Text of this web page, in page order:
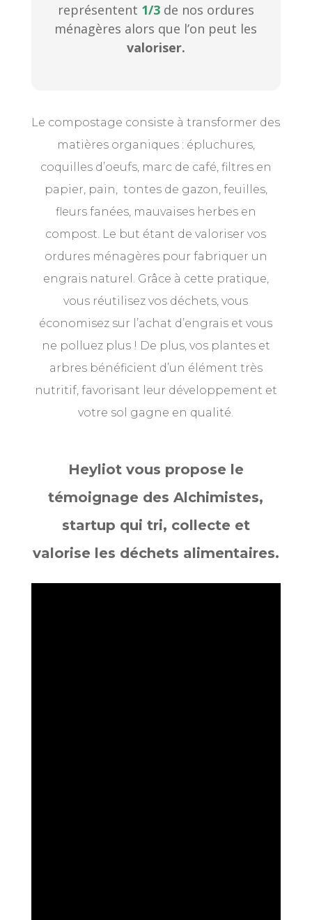
représentent 1/3de nos ordures
ménagères alors que l’on peut les
valoriser.
Le compostage consiste à transformer des
matières organiques : épluchures,
coquilles d’oeufs, marc de café, filtres en
papier, pain, tontes de gazon, feuilles,
fleurs fanées, mauvaises herbes en
compost. Le but étant de valoriser vos
ordures ménagères pour fabriquer un
engrais naturel. Grâce à cette pratique,
vous réutilisez vos déchets, vous
économisez sur l’achat d’engrais et vous
ne polluez plus ! De plus, vos plantes et
arbres bénéficient d’un élément très
nutritif, favorisant leur développement et
votre sol gagne en qualité.
Heyliot vous propose le
témoignage des Alchimistes,
startup qui tri, collecte et
valorise les déchets alimentaires.